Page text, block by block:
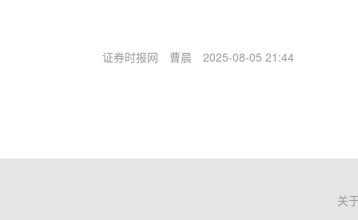
证券时报网 曹晨 2025-08-05 21:44
关